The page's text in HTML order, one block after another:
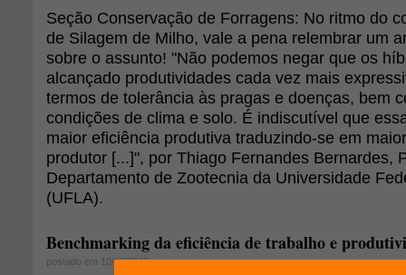
Seção Conservação de Forragens: No ritmo do
de Silagem de Milho, vale a pena relembrar um
sobre o assunto! "Não podemos negar que os
alcançado produtividades cada vez mais
termos de tolerância às pragas e doenças, bem
condições de clima e solo. É indiscutível que
maior eficiência produtiva traduzindo-se em
produtor [...]", por Thiago Fernandes Bernardes,
Departamento de Zootecnia da Universidade
(UFLA).
Benchmarking da eficiência de trabalho e
postado em 10/09/2015